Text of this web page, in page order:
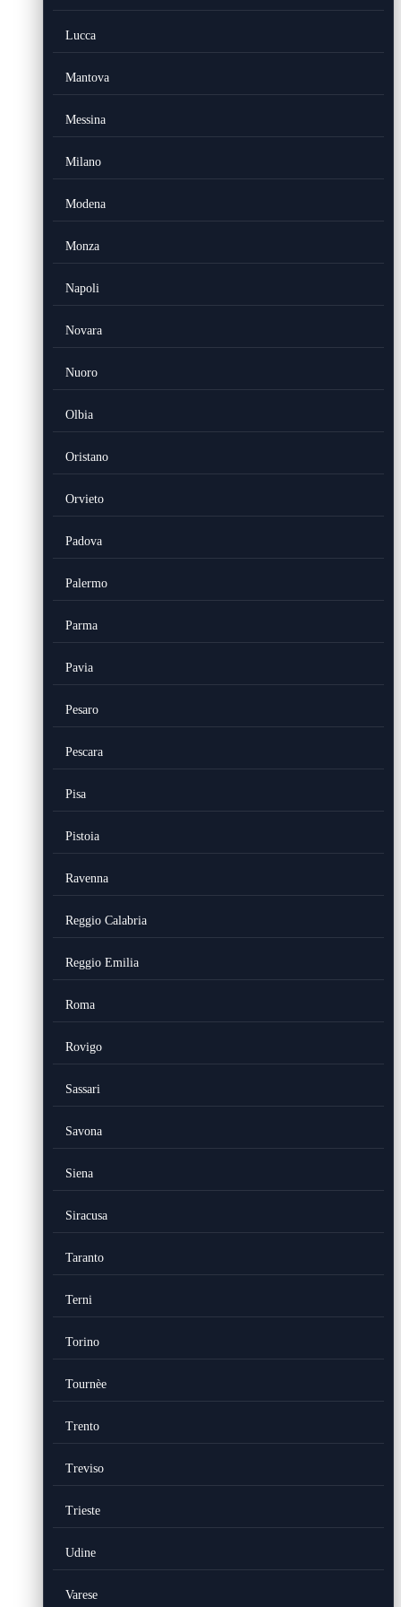
Lucca
Mantova
Messina
Milano
Modena
Monza
Napoli
Novara
Nuoro
Olbia
Oristano
Orvieto
Padova
Palermo
Parma
Pavia
Pesaro
Pescara
Pisa
Pistoia
Ravenna
Reggio Calabria
Reggio Emilia
Roma
Rovigo
Sassari
Savona
Siena
Siracusa
Taranto
Terni
Torino
Tournèe
Trento
Treviso
Trieste
Udine
Varese